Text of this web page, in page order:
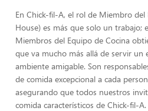
En Chick-fil-A, el rol de Miembro del
House) es más que solo un trabajo;
Miembros del Equipo de Cocina
que va mucho más allá de servir un
ambiente amigable. Son
de comida excepcional a cada
asegurando que todos nuestros
comida característicos de Chick-fil-A.